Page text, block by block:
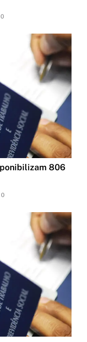
0
806
0